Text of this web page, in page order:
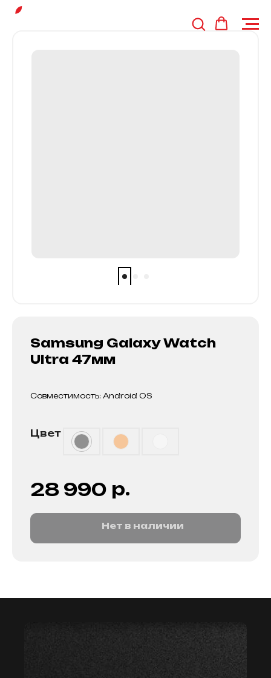
Samsung Galaxy Watch
Ultra 47мм
28 990 р.
Цвет
Нет в наличии
Совместимость: Android OS